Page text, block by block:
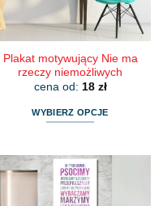
stronie
produktu
Plakat motywujący Nie ma
rzeczy niemożliwych
cena od: 18 zł
WYBIERZ OPCJE
ma
wiele
wariantów.